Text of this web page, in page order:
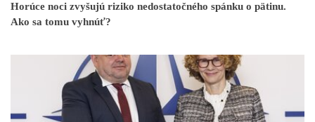
Horúce noci zvyšujú riziko nedostatočného spánku o pätinu.
Ako sa tomu vyhnúť?